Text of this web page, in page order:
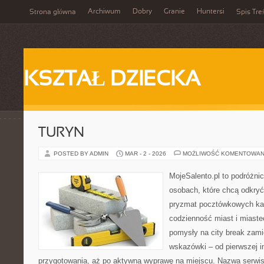
Strona główna Archiwum Dobry Granie Huntersi Spis
KSZTAŁ DZIECKA
TURYN
POSTED BY ADMIN MAR - 2 - 2026 MOŻLIWOŚĆ
MojeSalento.pl to
osobach, które chcą
pryzmat pocztówkowych
codzienność miast i
pomysły na city break
wskazówki – od pierwszej
przygotowania, aż po aktywną wyprawę na miejscu. Nazwa